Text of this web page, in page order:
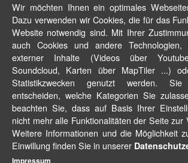
Wir möchten Ihnen ein optimales
Dazu verwenden wir Cookies, die für das
Website notwendig sind. Mit Ihrer
auch Cookies und andere
externer Inhalte (Videos über
Soundcloud, Karten über MapTiler ...)
Statistikzwecken genutzt werden.
entscheiden, welche Kategorien Sie
beachten Sie, dass auf Basis Ihrer
nicht mehr alle Funktionalitäten der Seite zur
Weitere Informationen und die Möglichkeit
Einwillung finden Sie in unserer
Impressum